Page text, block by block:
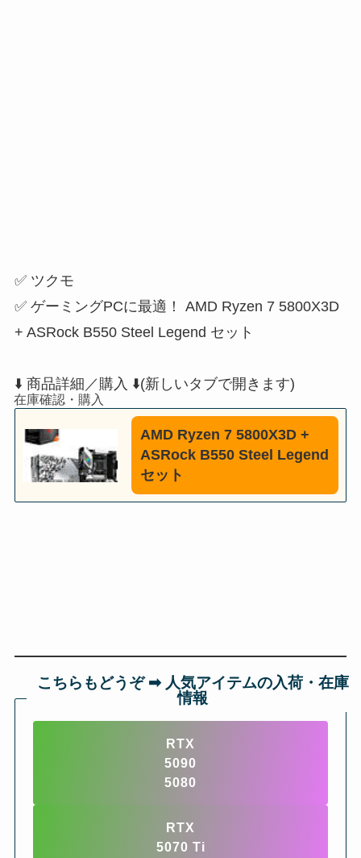
✅ ツクモ
✅ ゲーミングPCに最適！ AMD Ryzen 7 5800X3D
+ ASRock B550 Steel Legend セット
⬇️ 商品詳細／購入 ⬇️(新しいタブで開きます)
AMD Ryzen 7 5800X3D +
ASRock B550 Steel Legend
セット
こちらもどうぞ ➡︎ 人気アイテムの入荷・在庫
情報
RTX
5090
5080
RTX
5070 Ti